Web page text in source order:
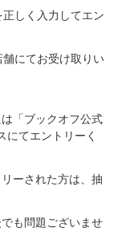
しく入力してエン
にてお受け取りい
「ブックオフ公式
にてエントリーく
ーされた方は、抽
も問題ございませ